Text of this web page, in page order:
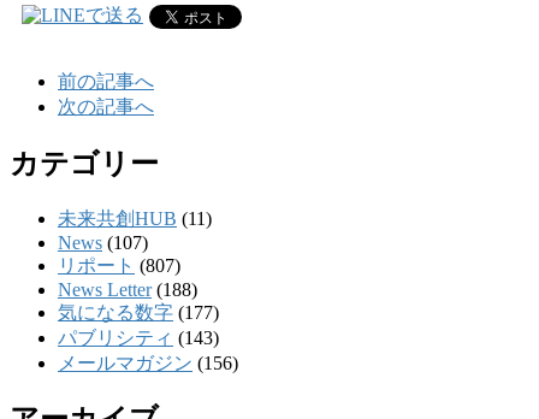
前の記事へ
次の記事へ
カテゴリー
未来共創HUB (11)
News (107)
リポート (807)
News Letter(188)
気になる数字 (177)
パブリシティ (143)
メールマガジン (156)